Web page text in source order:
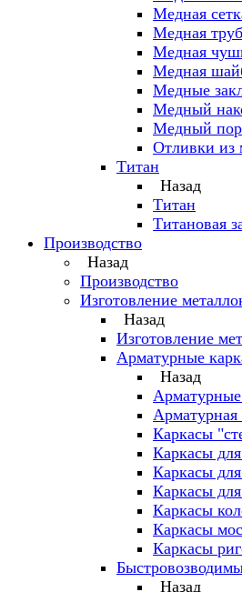
Медная
Медная
Медная
Медная
Медные
Медный
Медный
Отливки из
Титан
Назад
Титан
Титановая
Производство
Назад
Производство
Изготовление
Назад
Изготовление
Арматурные
Назад
Арматурная
Каркасы
Каркасы
Каркасы
Каркасы
Каркасы
Каркасы
Каркасы
Назад